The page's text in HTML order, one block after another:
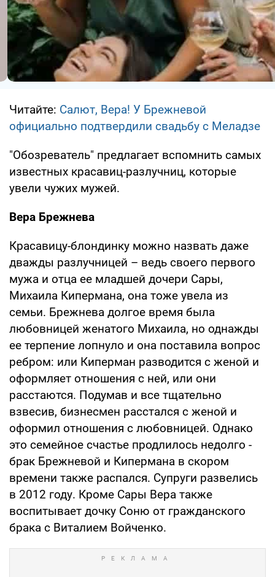
Читайте: Салют, Вера! У Брежневой
официально подтвердили свадьбу с Меладзе
"Обозреватель" предлагает вспомнить самых
известных красавиц-разлучниц, которые
увели чужих мужей.
Вера Брежнева
Красавицу-блондинку можно назвать даже
дважды разлучницей – ведь своего первого
мужа и отца ее младшей дочери Сары,
Михаила Кипермана, она тоже увела из
семьи. Брежнева долгое время была
любовницей женатого Михаила, но однажды
ее терпение лопнуло и она поставила вопрос
ребром: или Киперман разводится с женой и
оформляет отношения с ней, или они
расстаются. Подумав и все тщательно
взвесив, бизнесмен расстался с женой и
оформил отношения с любовницей. Однако
это семейное счастье продлилось недолго -
брак Брежневой и Кипермана в скором
времени также распался. Супруги развелись
в 2012 году. Кроме Сары Вера также
воспитывает дочку Соню от гражданского
брака с Виталием Войченко.